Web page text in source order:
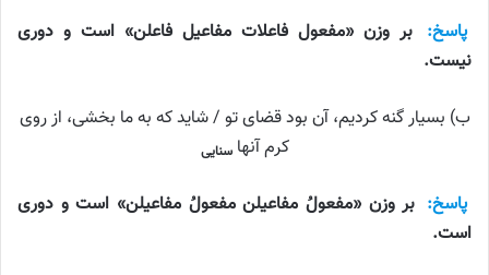
پاسخ: بر وزن «مفعول فاعلات مفاعیل فاعلن» است و دوری
نیست.
ب) بسیار گنه کردیم، آن بود قضای تو / شاید که به ما بخشی، از روی
کرم آنهاسنایی
پاسخ: بر وزن «مفعولُ مفاعیلن مفعولُ مفاعیلن» است و دوری
است.